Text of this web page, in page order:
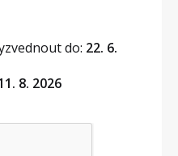
do: 22. 6.
8. 2026